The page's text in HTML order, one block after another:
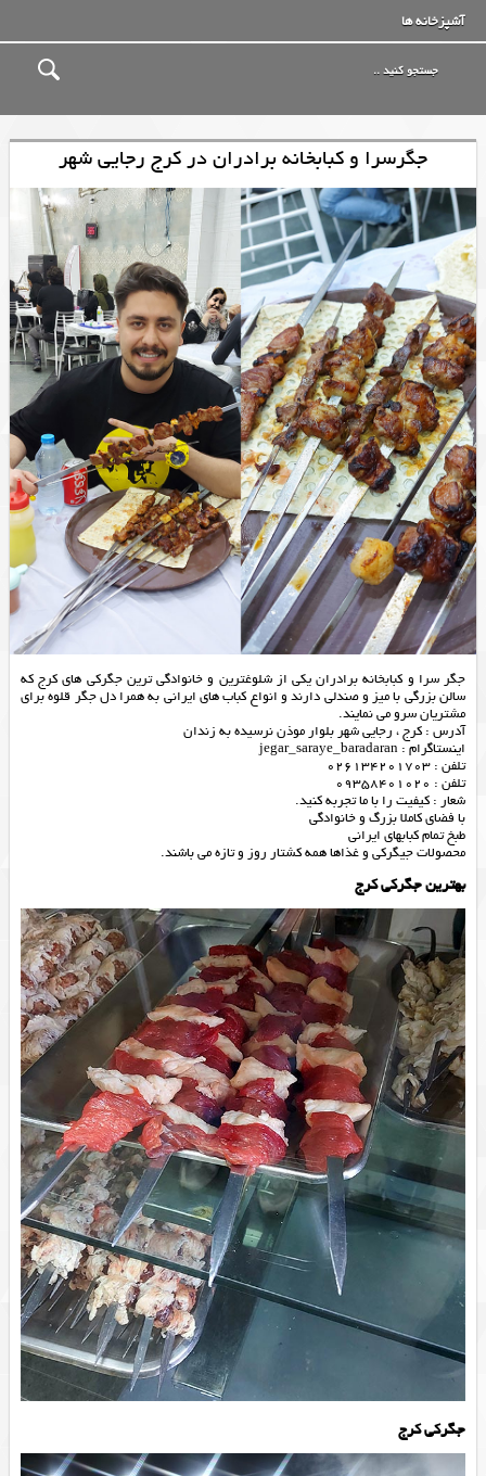
آشپزخانه ها
جگرسرا و کبابخانه برادران در کرج رجایی شهر
جگر سرا و کبابخانه برادران یکی از شلوغترین و خانوادگی ترین جگرکی های کرج که
سالن بزرگی با میز و صندلی دارند و انواع کباب های ایرانی به همرا دل جگر قلوه برای
مشتریان سرو می نمایند.
آدرس : کرج ، رجایی شهر بلوار موذن نرسیده به زندان
اینستاگرام : jegar_saraye_baradaran
تلفن : 026134201703
تلفن : 09358401020
شعار : کیفیت را با ما تجربه کنید.
با فضای کاملا بزرگ و خانوادگی
طبخ تمام کبابهای ایرانی
محصولات جیگرکی و غذاها همه کشتار روز و تازه می باشند.
بهترین جگرکی کرج
جگرکی کرج